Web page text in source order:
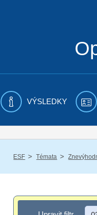
VÝSLEDKY
ESF / Témata /